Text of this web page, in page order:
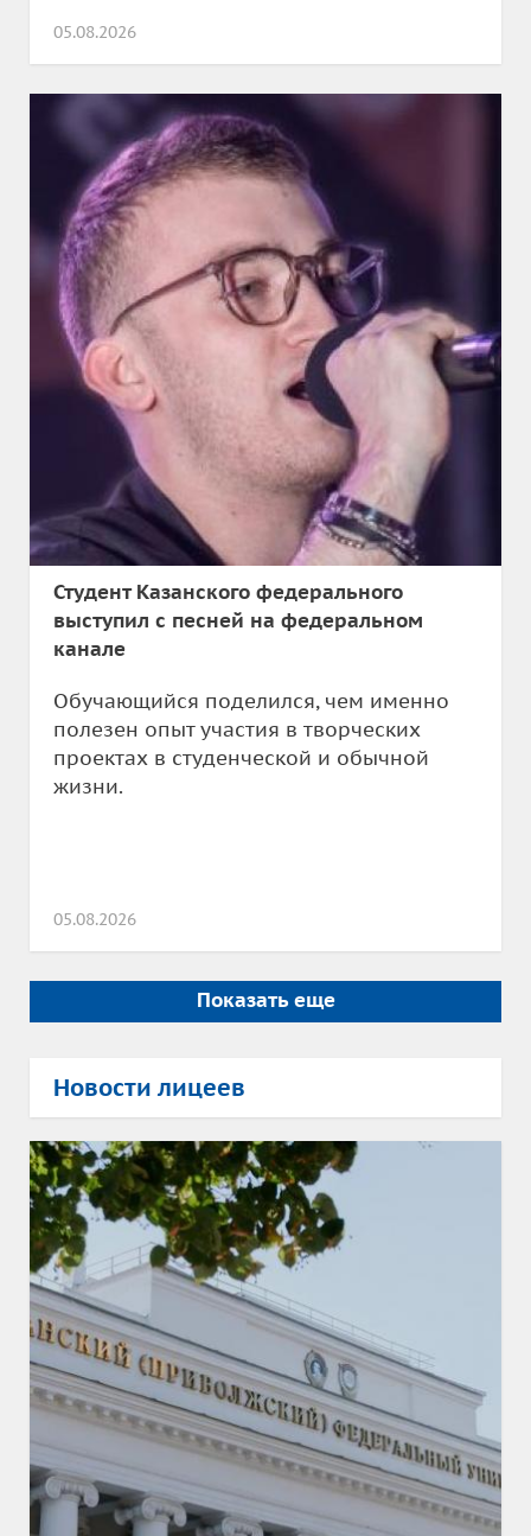
05.08.2026
Студент Казанского федерального
выступил с песней на федеральном
канале
Обучающийся поделился, чем именно
полезен опыт участия в творческих
проектах в студенческой и обычной
жизни.
05.08.2026
Показать еще
Новости лицеев